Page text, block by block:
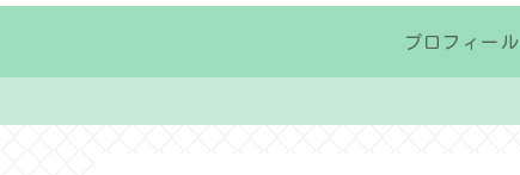
プロフィール